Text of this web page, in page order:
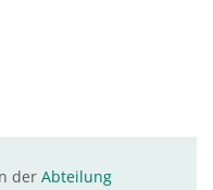
der Abteilung